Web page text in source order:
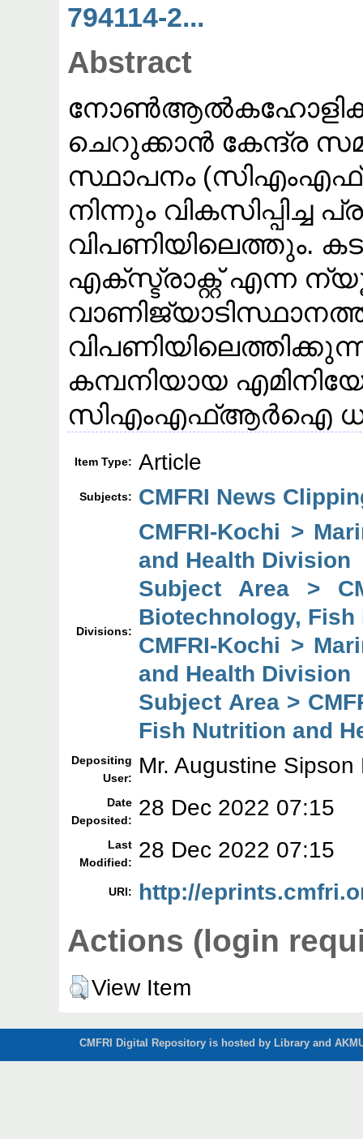
794114-2...
Abstract
നോൺആൽകഹോളിക്
ചെറുക്കാൻ കേന്ദ്ര
സ്ഥാപനം
നിന്നും
വിപണിയിലെത്തും.
എക്‌സ്ട്രാക്റ്റ് എന്ന
കമ്പനിയായ
സിഎംഎഫ്ആർഐ
Item Type: Article
Subjects: CMFRI News
Divisions:
CMFRI-Kochi >
and Health Division
Subject Area >
Biotechnology,
CMFRI-Kochi >
and Health Division
Subject Area >
Fish Nutrition and
Depositing
User:
Mr. Augustine Sipson
Date
Deposited:
28 Dec 2022 07:15
Last
Modified:
28 Dec 2022 07:15
URI: http://
Actions (login
View Item
CMFRI Digital Repository is hosted by Library and